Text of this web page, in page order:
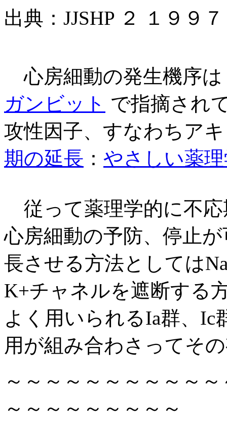
出典：JJSHP ２ １９９７
心房細動の発生機序
ガンビット で指摘され
攻性因子、すなわちア
期の延長 ： やさしい薬
従って薬理学的に不
心房細動の予防、停止
長させる方法としては
K+チャネルを遮断する
よく用いられるIa群、Ic
用が組み合わさってそ
～～～～～～～～～～
～～～～～～～～～